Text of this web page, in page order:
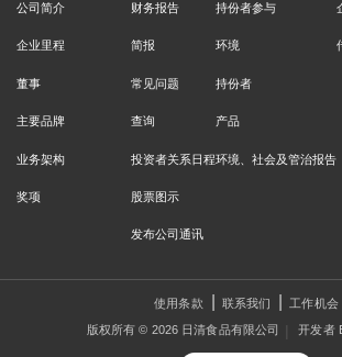
公司简介
企业里程
董事
主要品牌
业务架构
奖项
财务报告
简报
常见问题
查询
投资者关系日程
股票图示
发布公司通讯
持份者参与
环境
持份者
产品
环境、社会及管治报告
使用条款 联系我们
工作机会
版权所有 © 2026 日清食品有限公司
开发者